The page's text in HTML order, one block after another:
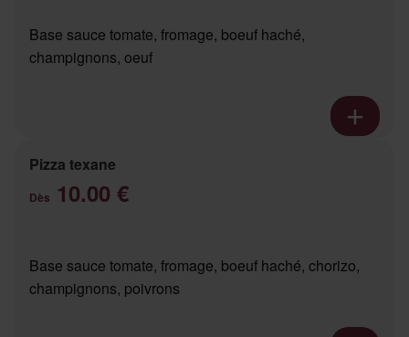
Base sauce tomate, fromage, boeuf haché,
champignons, oeuf
Pizza texane
Dès 10.00 €
Base sauce tomate, fromage, boeuf haché, chorizo,
champignons, poivrons